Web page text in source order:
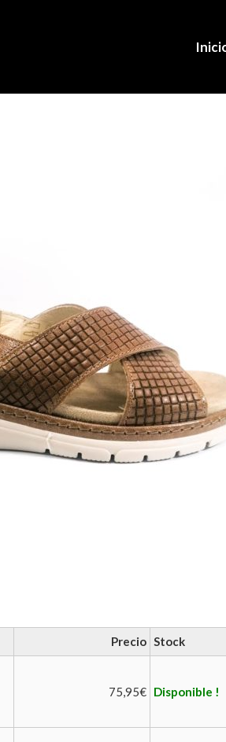
Precio Stock
75,95€ Disponible !